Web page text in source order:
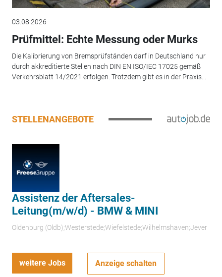
03.08.2026
Prüfmittel: Echte Messung oder Murks
Die Kalibrierung von Bremsprüfständen darf in Deutschland nur
durch akkreditierte Stellen nach DIN EN ISO/IEC 17025 gemäß
Verkehrsblatt 14/2021 erfolgen. Trotzdem gibt es in der Praxis...
STELLENANGEBOTE
Assistenz der Aftersales-
Leitung(m/w/d) - BMW & MINI
Oldenburg (Oldb);Westerstede;Wiefelstede;Wilhelmshaven;Jever
weitere Jobs Anzeige schalten